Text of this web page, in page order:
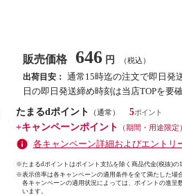
販売価格 646 円 （税込）
出荷目安： 通常15時迄の注文で即日発
日の即日発送締め時刻は当店TOPを要
たまるdポイント
（通常）
5
+キャンペーンポイント
（期間・用途限定）
各キャンペーン詳細およびエントリ
※たまるdポイントはポイント支払を除く商品代金(税抜)の1
※表示倍率は各キャンペーンの適用条件を全て満たした場
各キャンペーンの適用状況によっては、ポイントの進
います。